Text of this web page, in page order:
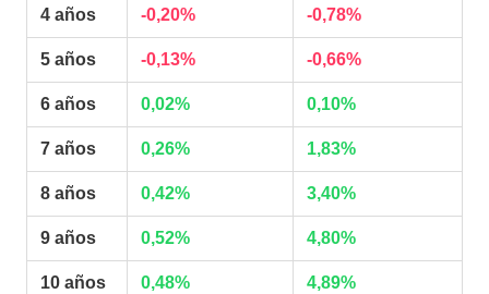
4 años -0,20% -0,78%
5 años -0,13% -0,66%
6 años 0,02% 0,10%
7 años 0,26% 1,83%
8 años 0,42% 3,40%
9 años 0,52% 4,80%
10 años 0,48% 4,89%